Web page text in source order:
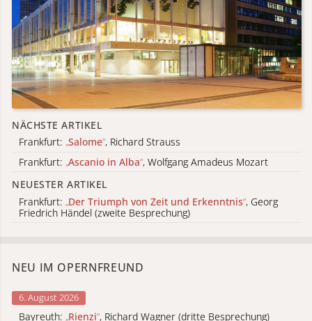
NÄCHSTE ARTIKEL
Frankfurt: „Salome“, Richard Strauss
Frankfurt: „Ascanio in Alba“, Wolfgang Amadeus Mozart
NEUESTER ARTIKEL
Frankfurt: „Der Triumph von Zeit und Erkenntnis“, Georg
Friedrich Händel (zweite Besprechung)
NEU IM OPERNFREUND
6. August 2026
Bayreuth: „Rienzi“, Richard Wagner (dritte Besprechung)